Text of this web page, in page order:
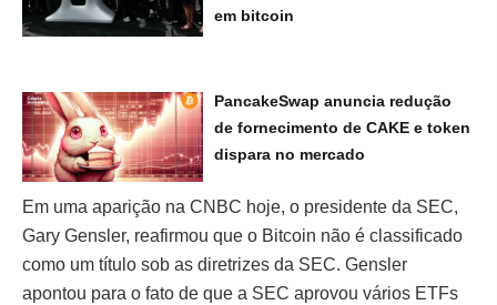
em bitcoin
PancakeSwap anuncia redução
de fornecimento de CAKE e token
dispara no mercado
Em uma aparição na CNBC hoje, o presidente da SEC,
Gary Gensler, reafirmou que o Bitcoin não é classificado
como um título sob as diretrizes da SEC. Gensler
apontou para o fato de que a SEC aprovou vários ETFs